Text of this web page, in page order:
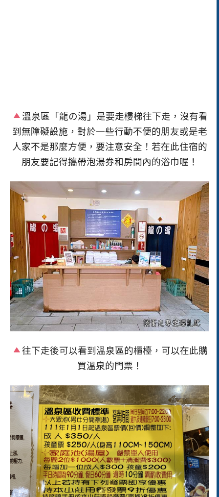
溫泉區「龍の湯」是要走樓梯往下走，沒有看
到無障礙設施，對於一些行動不便的朋友或是老
人家不是那麼方便，要注意安全！ 若在此住宿的
朋友要記得攜帶泡湯券和房間內的浴巾喔！
往下走後可以看到溫泉區的櫃檯，可以在此購
買溫泉的門票！